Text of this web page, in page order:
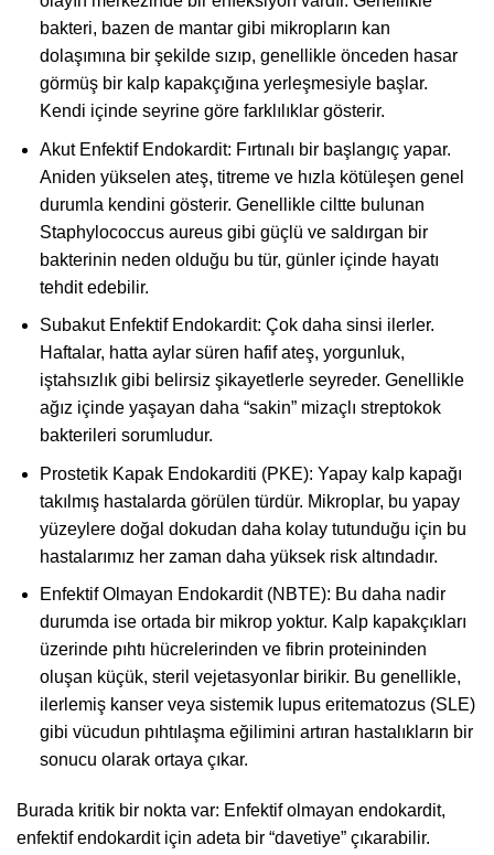
bakteri, bazen de mantar gibi mikropların kan
dolaşımına bir şekilde sızıp, genellikle önceden hasar
görmüş bir kalp kapakçığına yerleşmesiyle başlar.
Kendi içinde seyrine göre farklılıklar gösterir.
Akut Enfektif Endokardit: Fırtınalı bir başlangıç yapar.
Aniden yükselen ateş, titreme ve hızla kötüleşen genel
durumla kendini gösterir. Genellikle ciltte bulunan
Staphylococcus aureus gibi güçlü ve saldırgan bir
bakterinin neden olduğu bu tür, günler içinde hayatı
tehdit edebilir.
Subakut Enfektif Endokardit: Çok daha sinsi ilerler.
Haftalar, hatta aylar süren hafif ateş, yorgunluk,
iştahsızlık gibi belirsiz şikayetlerle seyreder. Genellikle
ağız içinde yaşayan daha “sakin” mizaçlı streptokok
bakterileri sorumludur.
Prostetik Kapak Endokarditi (PKE): Yapay kalp kapağı
takılmış hastalarda görülen türdür. Mikroplar, bu yapay
yüzeylere doğal dokudan daha kolay tutunduğu için bu
hastalarımız her zaman daha yüksek risk altındadır.
Enfektif Olmayan Endokardit (NBTE): Bu daha nadir
durumda ise ortada bir mikrop yoktur. Kalp kapakçıkları
üzerinde pıhtı hücrelerinden ve fibrin proteininden
oluşan küçük, steril vejetasyonlar birikir. Bu genellikle,
ilerlemiş kanser veya sistemik lupus eritematozus (SLE)
gibi vücudun pıhtılaşma eğilimini artıran hastalıkların bir
sonucu olarak ortaya çıkar.
Burada kritik bir nokta var: Enfektif olmayan endokardit,
enfektif endokardit için adeta bir “davetiye” çıkarabilir.